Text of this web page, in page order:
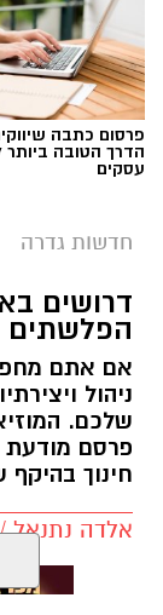
פרסום כתבה
הדרך הטובה ביותר
עסקים
חדשות גדרה
דרושים
הפלשתים
אם אתם
ניהול
שלכם.
פרסם
חינוך
אלדה נתנאל / 09:43